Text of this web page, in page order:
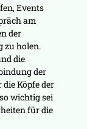
Events
am
der
zu holen.
die
der
Köpfe der
wichtig sei
für die